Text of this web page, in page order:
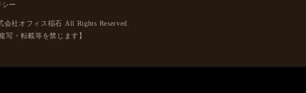
シー
会社オフィス稲石 All Rights Reserved.
写・転載等を禁じます】